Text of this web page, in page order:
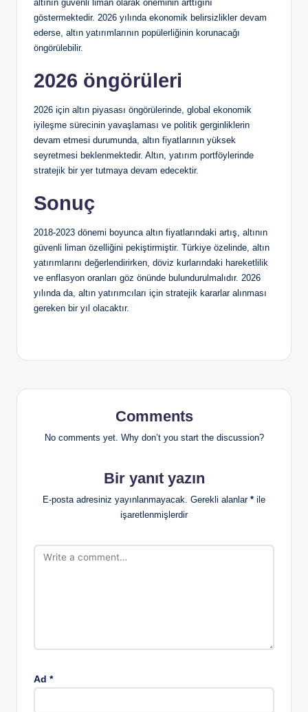
altının güvenli liman olarak öneminin arttığını
göstermektedir. 2026 yılında ekonomik belirsizlikler devam
ederse, altın yatırımlarının popülerliğinin korunacağı
öngörülebilir.
2026 öngörüleri
2026 için altın piyasası öngörülerinde, global ekonomik
iyileşme sürecinin yavaşlaması ve politik gerginliklerin
devam etmesi durumunda, altın fiyatlarının yüksek
seyretmesi beklenmektedir. Altın, yatırım portföylerinde
stratejik bir yer tutmaya devam edecektir.
Sonuç
2018-2023 dönemi boyunca altın fiyatlarındaki artış, altının
güvenli liman özelliğini pekiştirmiştir. Türkiye özelinde, altın
yatırımlarını değerlendirirken, döviz kurlarındaki hareketlilik
ve enflasyon oranları göz önünde bulundurulmalıdır. 2026
yılında da, altın yatırımcıları için stratejik kararlar alınması
gereken bir yıl olacaktır.
Comments
No comments yet. Why don’t you start the discussion?
Bir yanıt yazın
E-posta adresiniz yayınlanmayacak. Gerekli alanlar * ile
işaretlenmişlerdir
Ad *